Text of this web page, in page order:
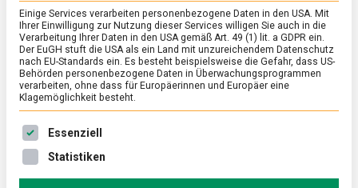
– Weinbergschnecken
13. Juni 2025 Johannes Commenton
Mehr
als
–
Für die einen sind sie eine Delikatesse, für die
gehören Schnecken von Anbeginn der
Menschheit auf den Speiseplan.
Einige Services verarbeiten personenbezogene Daten in den USA. Mit
Ihrer Einwilligung zur Nutzung dieser Services willigen Sie auch in die
Verarbeitung Ihrer Daten in den USA gemäß Art. 49 (1) lit. a GDPR ein.
Der EuGH stuft die USA als ein Land mit unzureichendem Datenschutz
nach EU-Standards ein. Es besteht beispielsweise die Gefahr, dass US-
Behörden personenbezogene Daten in Überwachungsprogrammen
verarbeiten, ohne dass für Europäerinnen und Europäer eine
Klagemöglichkeit besteht.
Es folgt eine Liste der Service-Gruppen, für die eine
Essenziell
Statistiken